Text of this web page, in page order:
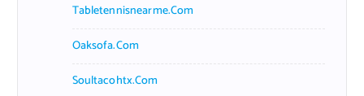
Tabletennisnearme.com
Oaksofa.com
Soultacohtx.com